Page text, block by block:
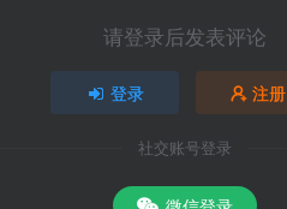
请登录后发表评论
登录 注册
社交账号登录